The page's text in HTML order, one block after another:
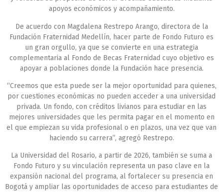
apoyos económicos y acompañamiento.
De acuerdo con Magdalena Restrepo Arango, directora de la
Fundación Fraternidad Medellín, hacer parte de Fondo Futuro es
un gran orgullo, ya que se convierte en una estrategia
complementaria al Fondo de Becas Fraternidad cuyo objetivo es
apoyar a poblaciones donde la Fundación hace presencia.
“Creemos que esta puede ser la mejor oportunidad para quienes,
por cuestiones económicas no pueden acceder a una universidad
privada. Un fondo, con créditos livianos para estudiar en las
mejores universidades que les permita pagar en el momento en
el que empiezan su vida profesional o en plazos, una vez que van
haciendo su carrera”, agregó Restrepo.
La Universidad del Rosario, a partir de 2026, también se suma a
Fondo Futuro y su vinculación representa un paso clave en la
expansión nacional del programa, al fortalecer su presencia en
Bogotá y ampliar las oportunidades de acceso para estudiantes de